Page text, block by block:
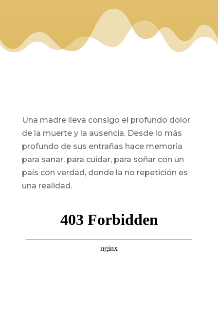
Una madre lleva consigo el profundo dolor
de la muerte y la ausencia. Desde lo más
profundo de sus entrañas hace memoria
para sanar, para cuidar, para soñar con un
país con verdad, donde la no repetición es
una realidad.